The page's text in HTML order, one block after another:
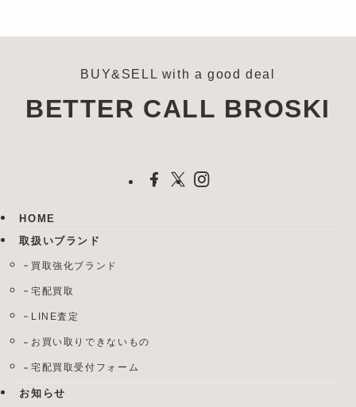
BUY&SELL with a good deal
BETTER CALL BROSKI
HOME
取扱いブランド
買取強化ブランド
宅配買取
LINE査定
お買い取りできないもの
宅配買取受付フォーム
お知らせ